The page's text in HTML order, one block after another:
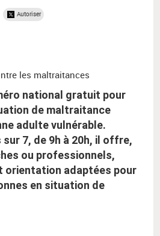
Autoriser
national gratuit pour
de maltraitance
adulte vulnérable.
7, de 9h à 20h, il offre,
ou professionnels,
orientation adaptées pour
en situation de